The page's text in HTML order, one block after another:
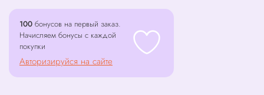
100 бонусов на первый заказ.
Начисляем бонусы с каждой
покупки
Авторизируйся на сайте